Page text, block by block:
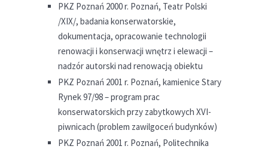
PKZ Poznań 2000 r. Poznań, Teatr Polski
/XIX/, badania konserwatorskie,
dokumentacja, opracowanie technologii
renowacji i konserwacji wnętrz i elewacji –
nadzór autorski nad renowacją obiektu
PKZ Poznań 2001 r. Poznań, kamienice Stary
Rynek 97/98 – program prac
konserwatorskich przy zabytkowych XVI-
piwnicach (problem zawilgoceń budynków)
PKZ Poznań 2001 r. Poznań, Politechnika